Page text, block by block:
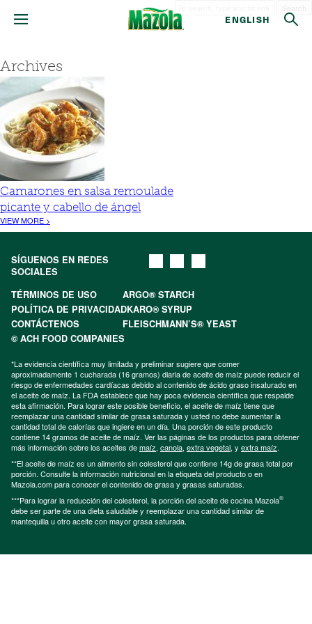
ENGLISH
Archives
Camarones en salsa remoulade
picante y cabello de ángel
VIEW MORE >
SÍGUENOS EN REDES
SOCIALES
TÉRMINOS DE USO
ARGO® STARCH
POLÍTICA DE PRIVACIDADKARO® SYRUP
CONTÁCTENOS
FLEISCHMANN’S® YEAST
© ACH FOOD COMPANIES
*La evidencia científica muy limitada y preliminar sugiere que comer
aproximadamente 1 cucharada (16 gramos) diaria de aceite de maíz puede reducir el
riesgo de enfermedades cardíacas debido al contenido de ácido graso insaturado en
el aceite de maíz. La FDA establece que hay poca evidencia científica que respalde
esta afirmación. Para lograr este posible beneficio, el aceite de maíz tiene que
reemplazar una cantidad similar de grasa saturada y usted no debe aumentar la
cantidad total de calorías que ingiere en un día. Una porción de este producto
contiene 14 gramos de aceite de maíz. Ver las páginas de los productos para obtener
más información sobre los aceites demaíz, canola, extra vegetal, y extra maíz.
**El aceite de maíz es un alimento sin colesterol que contiene 14g de grasa total por
porción. Consulte la información nutricional en la etiqueta del producto o en
Mazola.com para conocer el contenido de grasa y grasas saturadas.
***Para lograr la reducción del colesterol, la porción del aceite de cocina Mazola®
debe ser parte de una dieta saludable y reemplazar una cantidad similar de
mantequilla u otro aceite con mayor grasa saturada.